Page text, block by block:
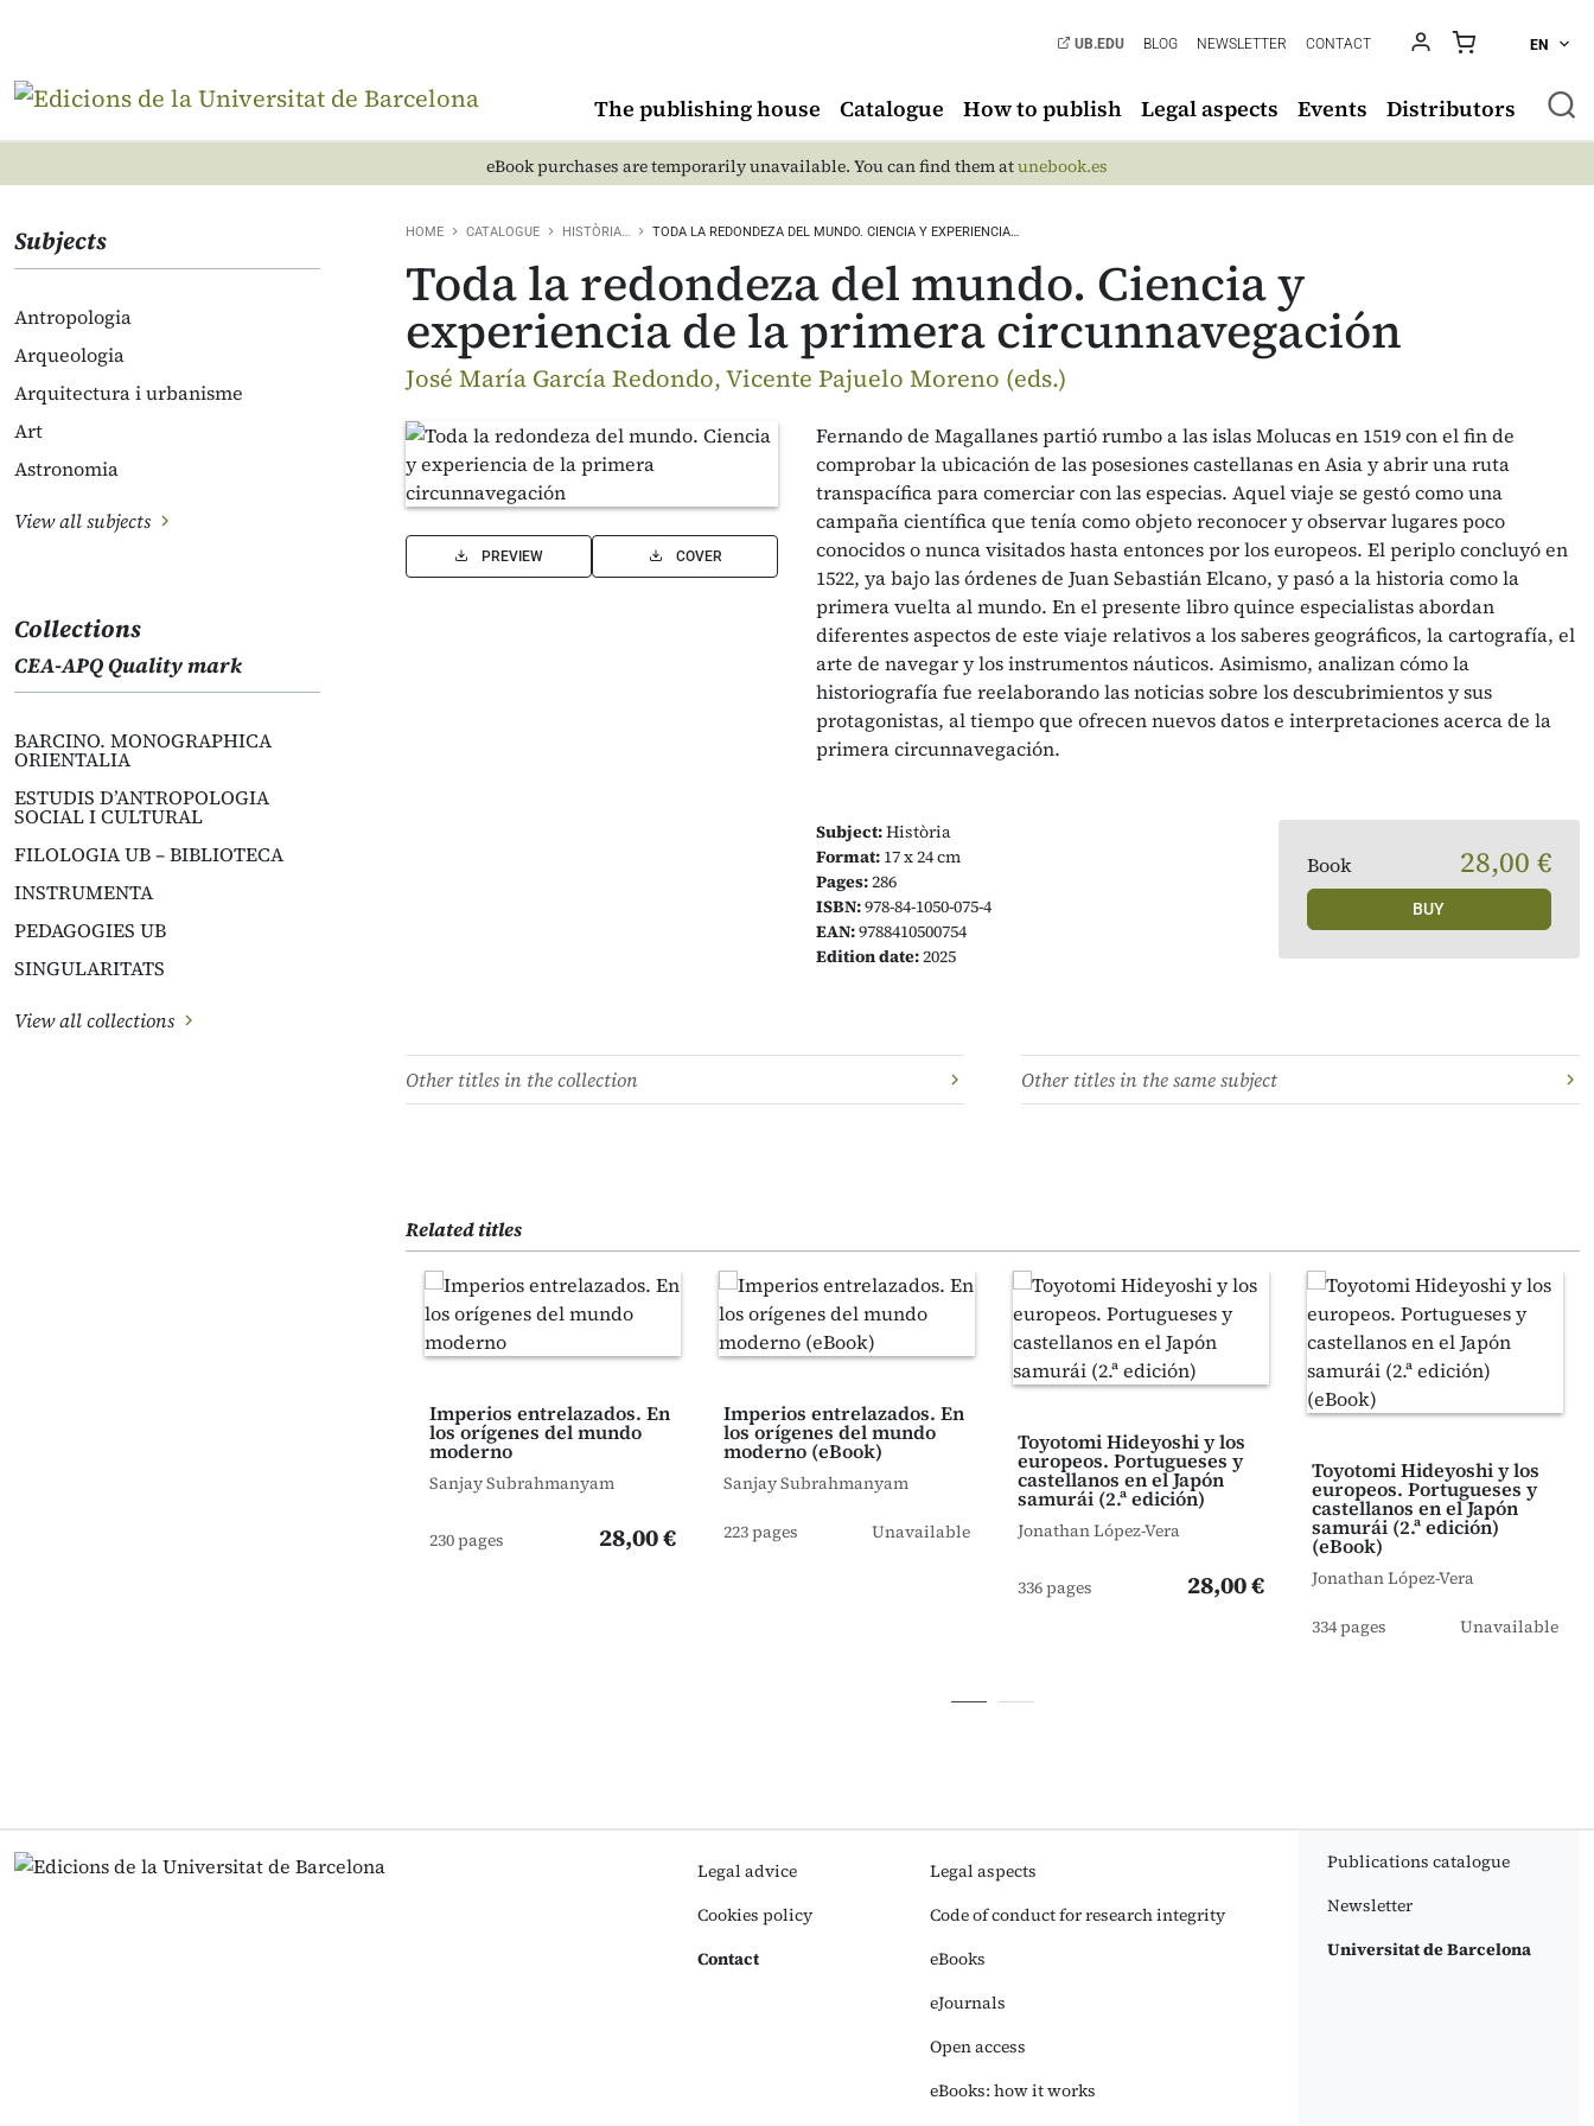
UB.EDU BLOG NEWSLETTER CONTACT EN
The publishing house Catalogue How to publish Legal aspects Events Distributors
eBook purchases are temporarily unavailable. You can find them atunebook.es
Subjects
Antropologia
Arqueologia
Arquitectura i urbanisme
Art
Astronomia
View all subjects
Collections
CEA-APQ Quality mark
BARCINO. MONOGRAPHICA
ORIENTALIA
ESTUDIS D’ANTROPOLOGIA
SOCIAL I CULTURAL
FILOLOGIA UB – BIBLIOTECA
INSTRUMENTA
PEDAGOGIES UB
SINGULARITATS
View all collections
HOME CATALOGUE HISTÒRIA… TODA LA REDONDEZA DEL MUNDO. CIENCIA Y EXPERIENCIA…
Toda la redondeza del mundo. Ciencia y
experiencia de la primera circunnavegación
José María García Redondo, Vicente Pajuelo Moreno (eds.)
PREVIEW COVER
Fernando de Magallanes partió rumbo a las islas Molucas en 1519 con el fin de
comprobar la ubicación de las posesiones castellanas en Asia y abrir una ruta
transpacífica para comerciar con las especias. Aquel viaje se gestó como una
campaña científica que tenía como objeto reconocer y observar lugares poco
conocidos o nunca visitados hasta entonces por los europeos. El periplo concluyó en
1522, ya bajo las órdenes de Juan Sebastián Elcano, y pasó a la historia como la
primera vuelta al mundo. En el presente libro quince especialistas abordan
diferentes aspectos de este viaje relativos a los saberes geográficos, la cartografía, el
arte de navegar y los instrumentos náuticos. Asimismo, analizan cómo la
historiografía fue reelaborando las noticias sobre los descubrimientos y sus
protagonistas, al tiempo que ofrecen nuevos datos e interpretaciones acerca de la
primera circunnavegación.
Subject:Història
Format: 17 x 24 cm
Pages:286
ISBN:978-84-1050-075-4
EAN:9788410500754
Edition date:2025
Book 28,00 €
BUY
Other titles in the collection Other titles in the same subject
Related titles
Imperios entrelazados. En
los orígenes del mundo
moderno
Sanjay Subrahmanyam
230 pages 28,00 €
Imperios entrelazados. En
los orígenes del mundo
moderno (eBook)
Sanjay Subrahmanyam
223 pages Unavailable
Toyotomi Hideyoshi y los
europeos. Portugueses y
castellanos en el Japón
samurái (2.ª edición)
Jonathan López-Vera
336 pages 28,00 €
Toyotomi Hideyoshi y los
europeos. Portugueses y
castellanos en el Japón
samurái (2.ª edición)
(eBook)
Jonathan López-Vera
334 pages Unavailable
Legal advice
Cookies policy
Contact
Legal aspects
Code of conduct for research integrity
eBooks
eJournals
Open access
eBooks: how it works
Publications catalogue
Newsletter
Universitat de Barcelona